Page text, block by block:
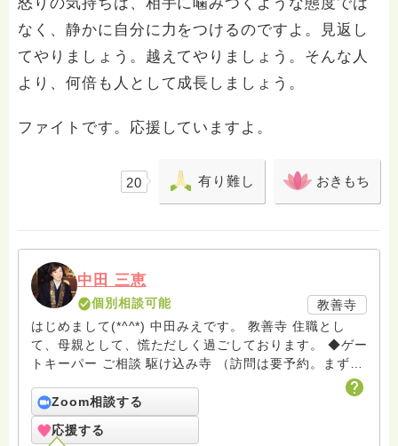
なく、静かに自分に力をつけるのですよ。見返し
てやりましょう。越えてやりましょう。そんな人
より、何倍も人として成長しましょう。
ファイトです。応援していますよ。
20 有り難し おきもち
中田 三恵
個別相談可能
教善寺
はじめまして(*^^*) 中田みえです。 教善寺 住職とし
て、母親として、慌ただしく過ごしております。 ◆ゲー
トキーパー ご相談 駆け込み寺 （訪問は要予約。まずは
ターミナルケア、看取り、グリーフケア、希死念慮、自
死、産前産後うつ、育児、DV、デートDV、トラウマ、
PTSD、傾聴トレーナー、手話、要約筆記、行政相談
Zoom相談する
応援する